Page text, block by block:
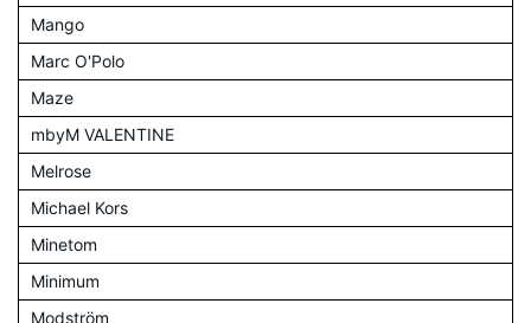
Mango
Marc O'Polo
Maze
mbyM VALENTINE
Melrose
Michael Kors
Minetom
Minimum
Modström